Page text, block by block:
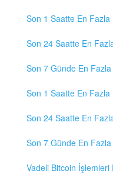
Son 1 Saatte En
Son 24 Saatte En
Son 7 Günde En
Son 1 Saatte En
Son 24 Saatte En
Son 7 Günde En
Vadeli Bitcoin İşlemleri